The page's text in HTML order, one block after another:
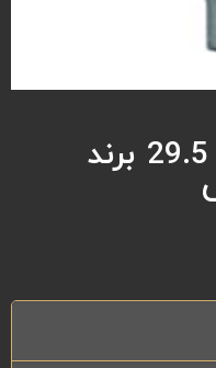
مته ته کونیک سایز 29.5 برند